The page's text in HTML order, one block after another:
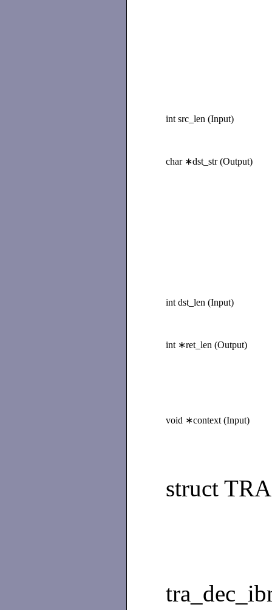
int src_len (Input)
char ∗dst_str (Output)
int dst_len (Input)
int ∗ret_len (Output)
void ∗context (Input)
struct